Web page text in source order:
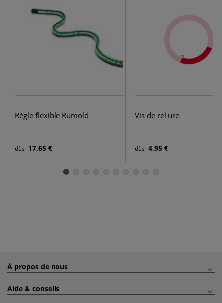
Règle flexible Rumold
dès 17,65 €
Vis de reliure
dès 4,95 €
À propos de nous
Aide & conseils